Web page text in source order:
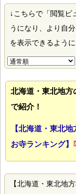
↓こちらで「閲覧ビ
うになり、より自
を表示できるよう
北海道・東北地方
で紹介！
【北海道・東北
お寺ランキング】
【北海道・東北地